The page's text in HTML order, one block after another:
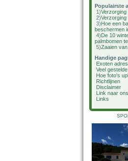
Populairste
1)Verzorging
2)Verzorging
3)Hoe een
beschermen
4)De 10
palmbomen
5)Zaaien
Handige
Exoten
Veel
Hoe foto's
Richtlijnen
Disclaimer
Link naar ons
Links